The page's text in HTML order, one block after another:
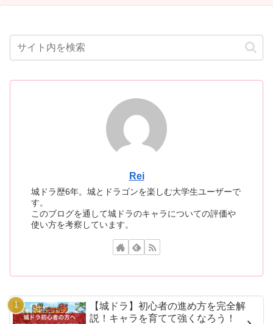
Rei
城ドラ歴6年。城とドラゴンを楽しむ大学生ユーザーで
す。
このブログを通して城ドラのキャラについての評価や
使い方を考察しています。
【城ドラ】初心者の進め方を完全解
説！キャラを育てて強くなろう！